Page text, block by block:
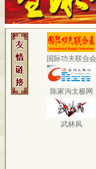
国际功夫联合会
陈家沟太极网
武林风